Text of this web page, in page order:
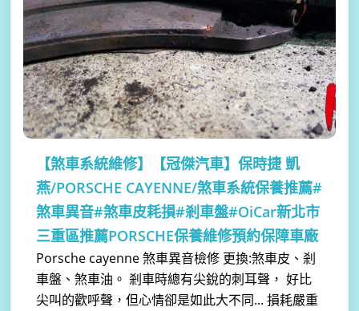
【煞車系統維修】
【冠傑汽車】保時捷 凱
燕/PORSCHE CAYENNE/煞車系統保養推薦#
煞車異音#煞車皮耗損#剎車盤#OiCar新北市
三重區推薦PORSCHE保養維修預約保障車廠
Porsche cayenne 煞車異音檢修 更換:煞車皮、剎
車盤、煞車油。 剎車時總有尖銳的刺耳聲， 好比
尖叫的歡呼聲，但心情卻是如此大不同... 損耗嚴重